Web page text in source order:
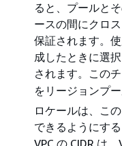
ると、プールと
ースの間にクロ
保証されます。
成したときに選
されます。この
をリージョンプ
ロケールは、こ
できるようにす
VPC の CIDR は